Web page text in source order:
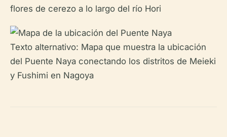
flores de cerezo a lo largo del río Hori
Texto alternativo: Mapa que muestra la ubicación
del Puente Naya conectando los distritos de Meieki
y Fushimi en Nagoya